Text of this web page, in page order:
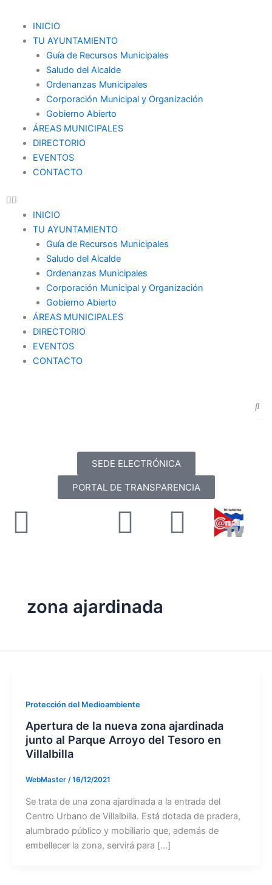
contenido
INICIO
TU AYUNTAMIENTO
Guía de Recursos Municipales
Saludo del Alcalde
Ordenanzas Municipales
Corporación Municipal y Organización
Gobierno Abierto
ÁREAS MUNICIPALES
DIRECTORIO
EVENTOS
CONTACTO
Menu
INICIO
TU AYUNTAMIENTO
Guía de Recursos Municipales
Saludo del Alcalde
Ordenanzas Municipales
Corporación Municipal y Organización
Gobierno Abierto
ÁREAS MUNICIPALES
DIRECTORIO
EVENTOS
CONTACTO
SEDE ELECTRÓNICA
PORTAL DE TRANSPARENCIA
FacebookYoutube
zona ajardinada
Protección del Medioambiente
Apertura de la nueva zona ajardinada
junto al Parque Arroyo del Tesoro en
Villalbilla
WebMaster /16/12/2021
Se trata de una zona ajardinada a la entrada del
Centro Urbano de Villalbilla. Está dotada de pradera,
alumbrado público y mobiliario que, además de
embellecer la zona, servirá para […]